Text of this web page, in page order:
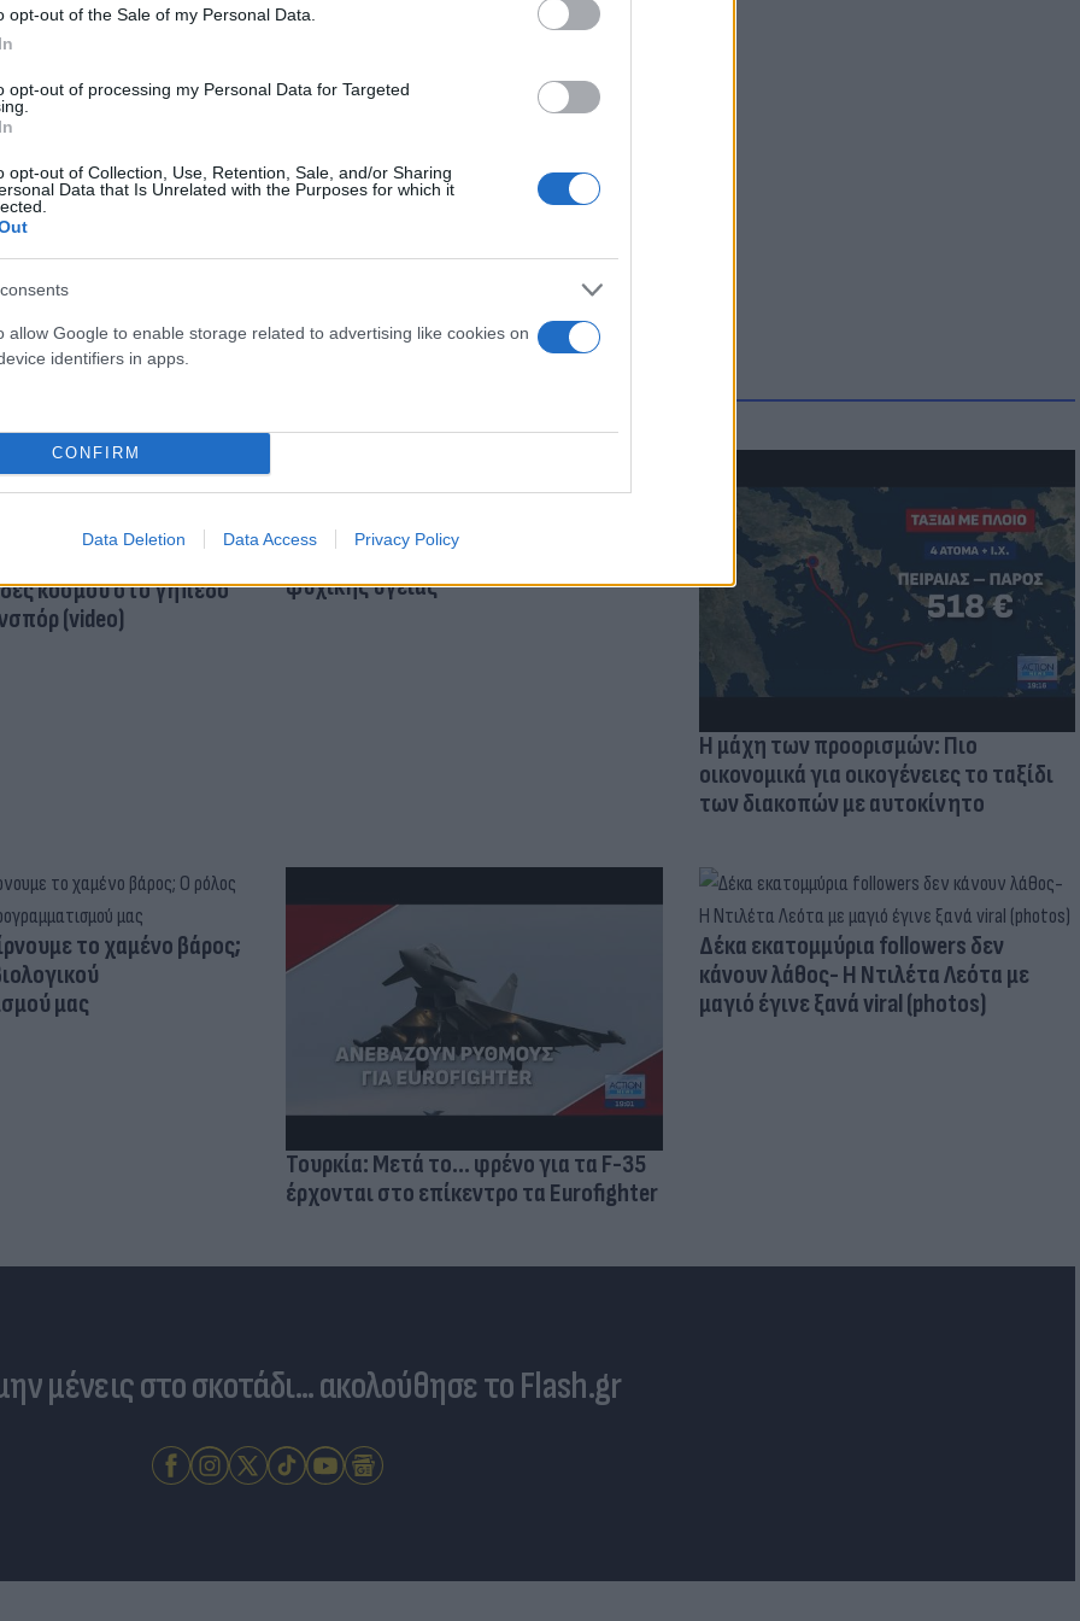
opt-out of the Sale of my Personal Data.
opt-out of processing my Personal Data for Targeted
opt-out of Collection, Use, Retention, Sale, and/or Sharing
Data that Is Unrelated with the Purposes for which it
allow Google to enable storage related to advertising like cookies on
identifiers in apps.
CONFIRM
Data Deletion Data Access Privacy Policy
Φυσικό Αέριο Βλαντίμιρ Πούτιν
κόσμου στο γήπεδο
(video)
Skin dysmorphia: Όταν η εμμονή με το
«τέλειο» δέρμα αποτελεί πρόβλημα
ψυχικής υγείας
Η μάχη των προορισμών: Πιο
οικονομικά για οικογένειες το ταξίδι
των διακοπών με αυτοκίνητο
το χαμένο βάρος;
μας
Τουρκία: Μετά το... φρένο για τα F-35
έρχονται στο επίκεντρο τα Eurofighter
Δέκα εκατομμύρια followers δεν
κάνουν λάθος- Η Ντιλέτα Λεότα με
μαγιό έγινε ξανά viral (photos)
μένεις στο σκοτάδι... ακολούθησε το Flash.gr